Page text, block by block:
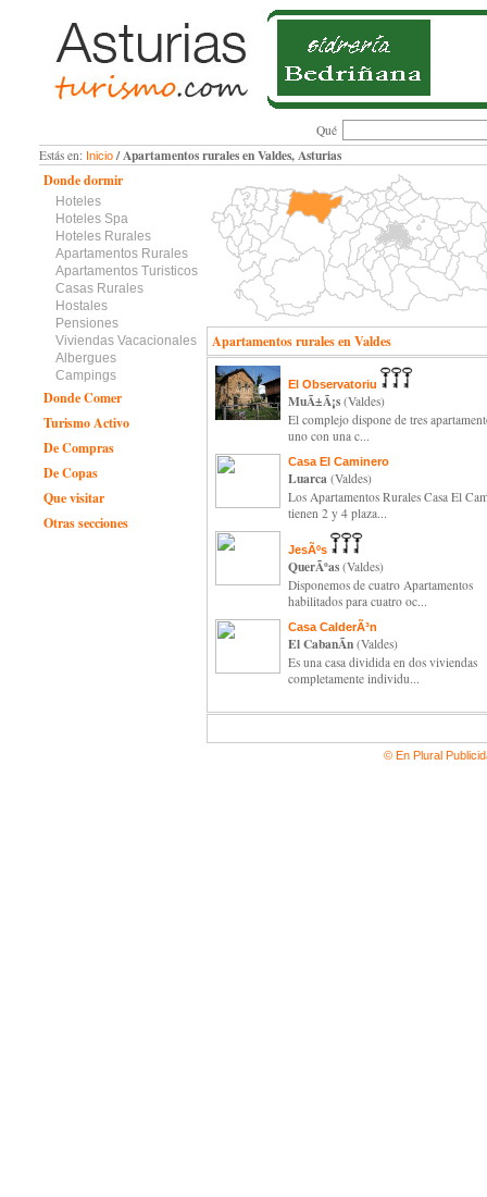
Qué
Estás en: Inicio/ Apartamentos rurales en Valdes, Asturias
Donde dormir
Hoteles
Hoteles Spa
Hoteles Rurales
Apartamentos Rurales
Apartamentos Turisticos
Casas Rurales
Hostales
Pensiones
Viviendas Vacacionales
Albergues
Campings
Donde Comer
Turismo Activo
De Compras
De Copas
Que visitar
Otras secciones
Apartamentos rurales en Valdes
El Observatoriu
MuÃ±Ã¡s(Valdes)
El complejo dispone de tres
uno con una c...
Casa El Caminero
Luarca(Valdes)
Los Apartamentos Rurales Casa El
tienen 2 y 4 plaza...
JesÃºs
QuerÃºas(Valdes)
Disponemos de cuatro Apartamentos
habilitados para cuatro oc...
Casa CalderÃ³n
El CabanÃ­n(Valdes)
Es una casa dividida en dos viviendas
completamente individu...
© En Plural